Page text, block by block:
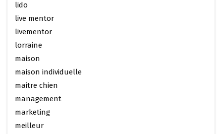
lido
live mentor
livementor
lorraine
maison
maison individuelle
maitre chien
management
marketing
meilleur